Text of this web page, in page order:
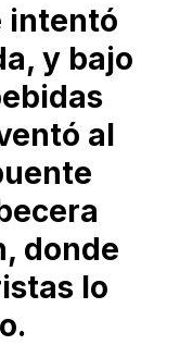
intentó
y bajo
al
donde
lo